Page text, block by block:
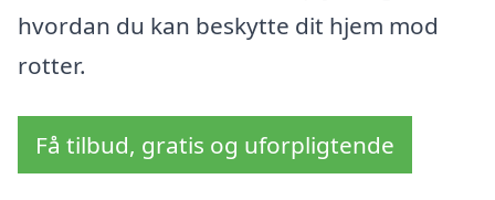
hvordan du kan beskytte dit hjem mod
rotter.
Få tilbud, gratis og uforpligtende